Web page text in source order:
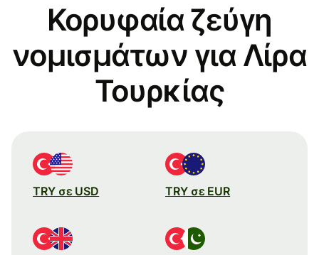
Κορυφαία ζεύγη
νομισμάτων για Λίρα
Τουρκίας
TRY σε USD TRY σε EUR